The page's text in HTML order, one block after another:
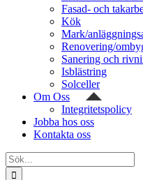
Fasad- och
Kök
Mark/
Renovering/
Sanering och
Isblästring
Solceller
Om Oss
Integritetspolicy
Jobba hos oss
Kontakta oss
Sök
efter: